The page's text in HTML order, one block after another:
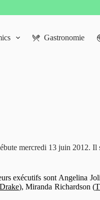
Gastronomie
mercredi 13 juin 2012.
exécutifs sont Angelina
), Miranda Richardson (